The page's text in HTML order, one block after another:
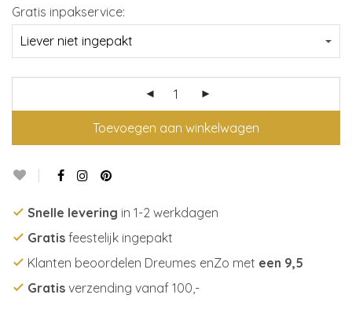
Gratis inpakservice:
Toevoegen aan winkelwagen
Snelle levering in 1-2 werkdagen
Gratis feestelijk ingepakt
Klanten beoordelen Dreumes enZo met een 9,5
Gratis verzending vanaf 100,-